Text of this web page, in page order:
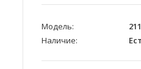
Модель:
Наличие: